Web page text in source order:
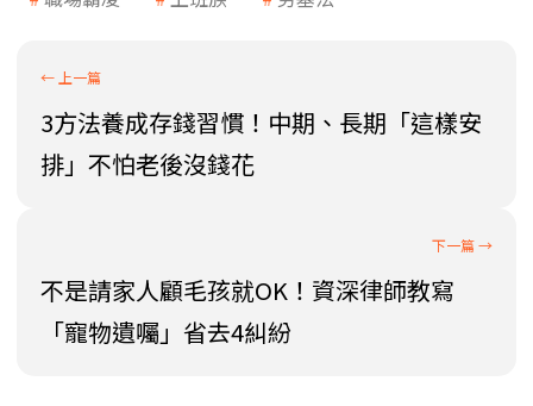
3方法養成存錢習慣！中期、長期「這樣安
排」不怕老後沒錢花
不是請家人顧毛孩就OK！資深律師教寫
「寵物遺囑」省去4糾紛